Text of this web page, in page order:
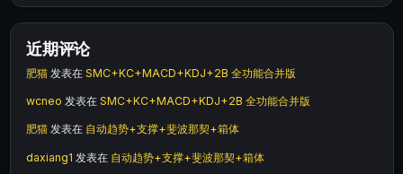
近期评论
肥猫 发表在 SMC+KC+MACD+KDJ+2B 全功能合并版
wcneo 发表在 SMC+KC+MACD+KDJ+2B 全功能合并版
肥猫 发表在 自动趋势+支撑+斐波那契+箱体
daxiang1 发表在 自动趋势+支撑+斐波那契+箱体